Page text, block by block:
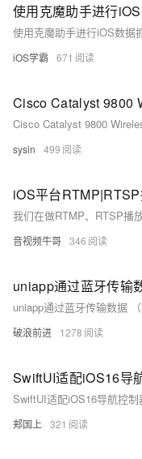
使用克魔助手进行
使用克魔助手进行iOS数据
iOS学霸 671
sysin 499
iOS平台
音视频牛哥 346
uniapp通过蓝牙传输
uniapp通过蓝牙传输数据 （
破浪前进 1278
SwiftUI适配iOS16导
SwiftUI适配iOS16导航控制
郏国上 321